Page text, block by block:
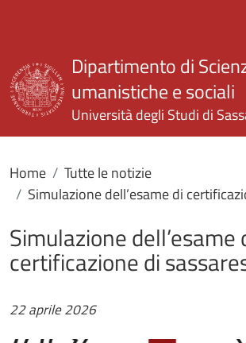
Salta al
Dipartimento di
umanistiche e sociali
Università degli Studi di
Home
Tutte le notizie
Simulazione dell’esame di
Simulazione dell’esame
certificazione di
22 aprile 2026